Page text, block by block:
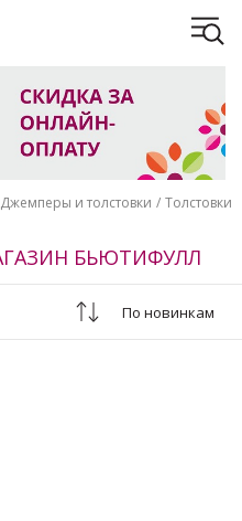
Джемперы и толстовки Толстовки
БЬЮТИФУЛЛ
По новинкам